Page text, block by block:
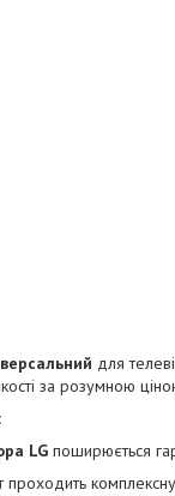
для
за розумною
LG поширюється